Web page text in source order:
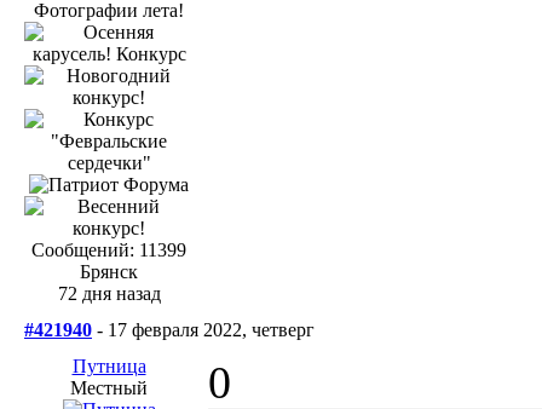
Сообщений: 11399
Брянск
72 дня назад
#421940 - 17 февраля 2022, четверг
Путница
Местный
0